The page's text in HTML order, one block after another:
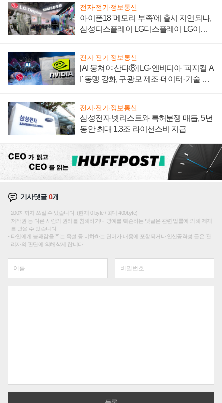
전자·전기·정보통신
아이폰18 '메모리 부족'에 출시 지연되나,
삼성디스플레이 LG디스플레이 LG이노
전자·전기·정보통신
[AI 뭉쳐야 산다⑧] LG·엔비디아 '피지컬 A
I' 동맹 강화, 구광모 제조·데이터·기술 결
전자·전기·정보통신
삼성전자 넷리스트와 특허분쟁 매듭, 5년
동안 최대 1.3조 라이선스비 지급
기사댓글0개
200자까지 쓰실 수 있습니다. (현재 0 byte / 최대 400byte)
저작권 등 다른 사람의 권리를 침해하거나 명예를 훼손하는 댓글은 관련 법률에 의해 제재
를 받을 수 있습니다.
타인에게 불쾌감을 주는 욕설 등 비하하는 단어가 내용에 포함되거나 인신공격성 글은 관
리자의 판단에 의해 삭제 합니다.